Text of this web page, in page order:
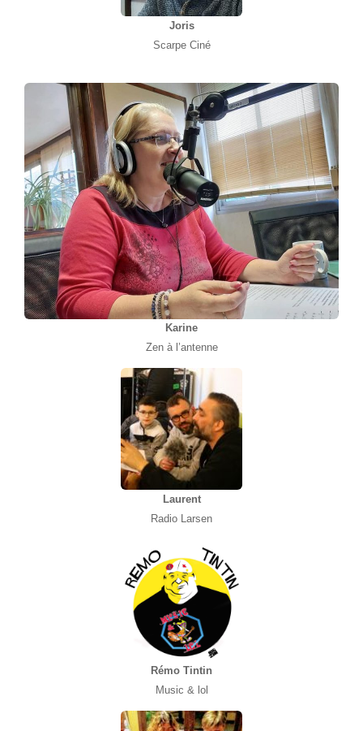
Joris
Scarpe Ciné
Karine
Zen à l’antenne
Laurent
Radio Larsen
Rémo Tintin
Music & lol